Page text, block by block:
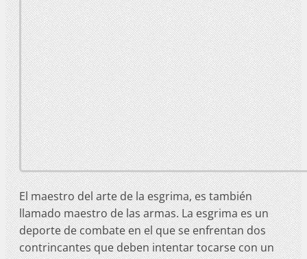
El maestro del arte de la esgrima, es también
llamado maestro de las armas. La esgrima es un
deporte de combate en el que se enfrentan dos
contrincantes que deben intentar tocarse con un